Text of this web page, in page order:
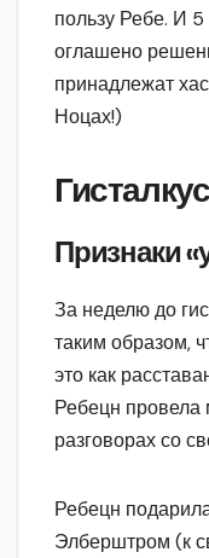
пользу Ребе. И
оглашено
принадлежат
Ноцах!)
Признаки
За неделю до
таким образом,
это как
Ребецн провела
разговорах со
Ребецн
Элберштром (к